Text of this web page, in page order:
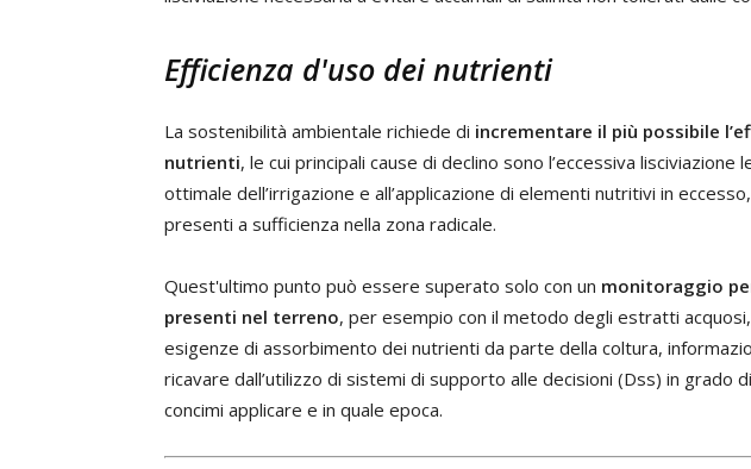
Efficienza d'uso dei nutrienti
La sostenibilità ambientale richiede di incrementare il più possibile
nutrienti, le cui principali cause di declino sono l’eccessiva lisciviazione
ottimale dell’irrigazione e all’applicazione di elementi nutritivi in
presenti a sufficienza nella zona radicale.
Quest'ultimo punto può essere superato solo con un monitoraggio
presenti nel terreno, per esempio con il metodo degli estratti
esigenze di assorbimento dei nutrienti da parte della coltura,
ricavare dall’utilizzo di sistemi di supporto alle decisioni (Dss) in grado
concimi applicare e in quale epoca.